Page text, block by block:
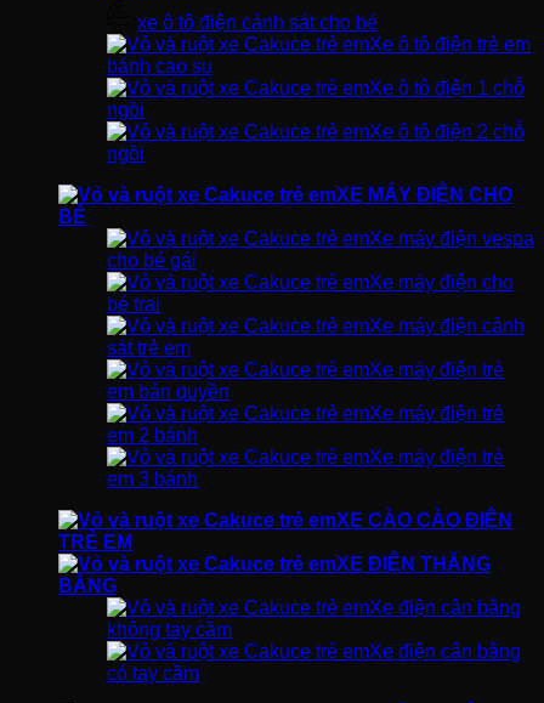
xe ô tô điện cảnh sát cho bé
Xe ô tô điện trẻ em
bánh cao su
Xe ô tô điện 1 chỗ
ngồi
Xe ô tô điện 2 chỗ
ngồi
XE MÁY ĐIỆN CHO
BÉ
Xe máy điện vespa
cho bé gái
Xe máy điện cho
bé trai
Xe máy điện cảnh
sát trẻ em
Xe máy điện trẻ
em bản quyền
Xe máy điện trẻ
em 2 bánh
Xe máy điện trẻ
em 3 bánh
XE CÀO CÀO ĐIỆN
TRẺ EM
XE ĐIỆN THĂNG
BẰNG
Xe điện cân bằng
không tay cầm
Xe điện cân bằng
có tay cầm